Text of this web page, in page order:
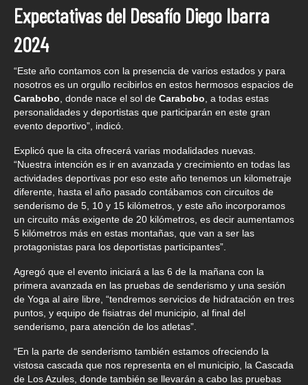
Expectativas del Desafío Diego Ibarra
2024
“Este año contamos con la presencia de varios estados y para
nosotros es un orgullo recibirlos en estos hermosos espacios de
Carabobo , donde nace el sol de Carabobo , a todas estas
personalidades y deportistas que participarán en este gran
evento deportivo”, indicó.
Explicó que la cita ofrecerá varias modalidades nuevas.
“Nuestra intención es ir en avanzada y crecimiento en todas las
actividades deportivas por eso este año tenemos un kilometraje
diferente, hasta el año pasado contábamos con circuitos de
senderismo de 5, 10 y 15 kilómetros, y este año incorporamos
un circuito más exigente de 20 kilómetros, es decir aumentamos
5 kilómetros más en estas montañas, que van a ser las
protagonistas para los deportistas participantes”.
Agregó que el evento iniciará a las 6 de la mañana con la
primera avanzada en las pruebas de senderismo y una sesión
de Yoga al aire libre, “tendremos servicios de hidratación en tres
puntos, y equipo de fisiatras del municipio, al final del
senderismo, para atención de los atletas”.
“En la parte de senderismo también estamos ofreciendo la
vistosa cascada que nos representa en el municipio, la Cascada
de Los Azules, donde también se llevarán a cabo las pruebas